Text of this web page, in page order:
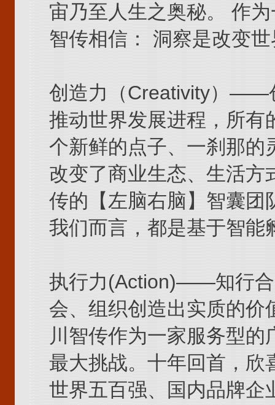
宙乃至人生之奥秘。 作
智传相信： 洞察是改变
创造力（Creativity）――
推动世界发展进程，所有
个新鲜的点子、一刹那的
改变了商业生态、生活方
传的【左脑右脑】智囊团
我们而言，都是基于智能
执行力(Action)――知行合
会、组织创造出实质的价
川智传作为一家服务型
最大挑战。十年回首，欣
世界五百强、国内品牌企